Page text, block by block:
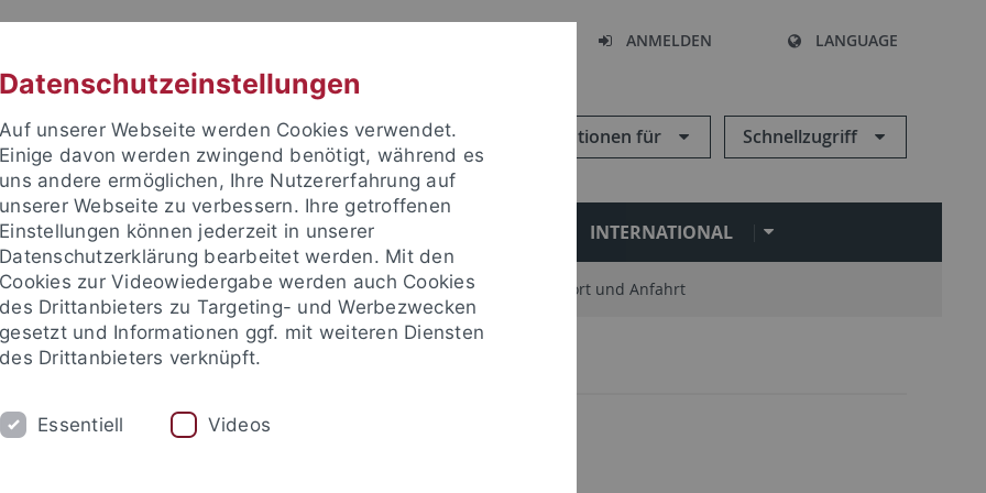
ANMELDEN LANGUAGE
Informationen für Schnellzugriff
STUDIUM FORSCHUNG EINRICHTUNGEN INTERNATIONAL
und Publikationen Campusleben Im Dialog Karriere Standort und Anfahrt
Veranstaltungen Veranstaltungskalender
Datenschutzeinstellungen
Auf unserer Webseite werden Cookies verwendet.
Einige davon werden zwingend benötigt, während es
uns andere ermöglichen, Ihre Nutzererfahrung auf
unserer Webseite zu verbessern. Ihre getroffenen
Einstellungen können jederzeit in unserer
Datenschutzerklärung bearbeitet werden. Mit den
Cookies zur Videowiedergabe werden auch Cookies
des Drittanbieters zu Targeting- und Werbezwecken
gesetzt und Informationen ggf. mit weiteren Diensten
des Drittanbieters verknüpft.
Essentiell Videos